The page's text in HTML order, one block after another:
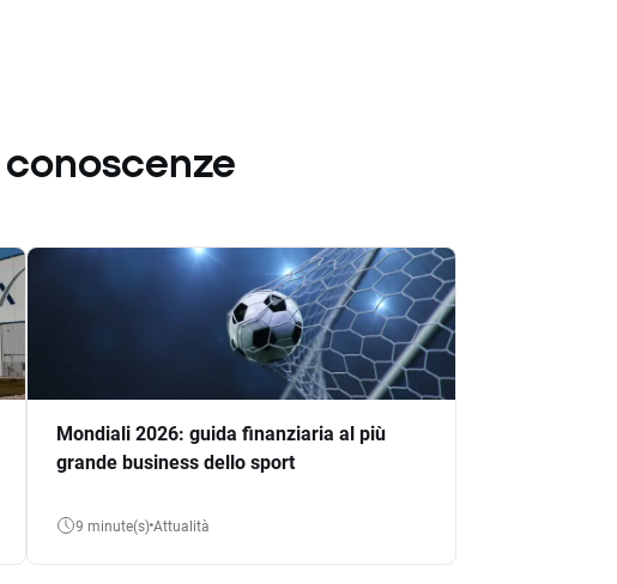
conoscenze
Mondiali 2026: guida finanziaria al più
grande business dello sport
9 minute(s) Attualità